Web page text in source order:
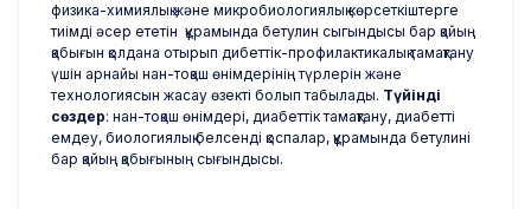
физика-химиялық және микробиологиялық көрсеткіштерге
тиімді әсер ететін құрамында бетулин сыгындысы бар қайың
қабығын қолдана отырып дибеттік-профилактикалық тамақтану
үшін арнайы нан-тоқаш өнімдерінің түрлерін және
технологиясын жасау өзекті болып табылады. Түйінді
сөздер: нан-тоқаш өнімдері, диабеттік тамақтану, диабетті
емдеу, биологиялық белсенді қоспалар, құрамында бетулині
бар қайың қабығының сығындысы.